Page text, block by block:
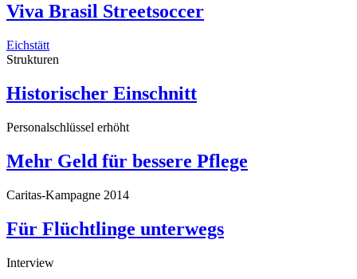
Viva Brasil Streetsoccer
Eichstätt
Strukturen
Historischer Einschnitt
Personalschlüssel erhöht
Mehr Geld für bessere Pflege
Caritas-Kampagne 2014
Für Flüchtlinge unterwegs
Interview